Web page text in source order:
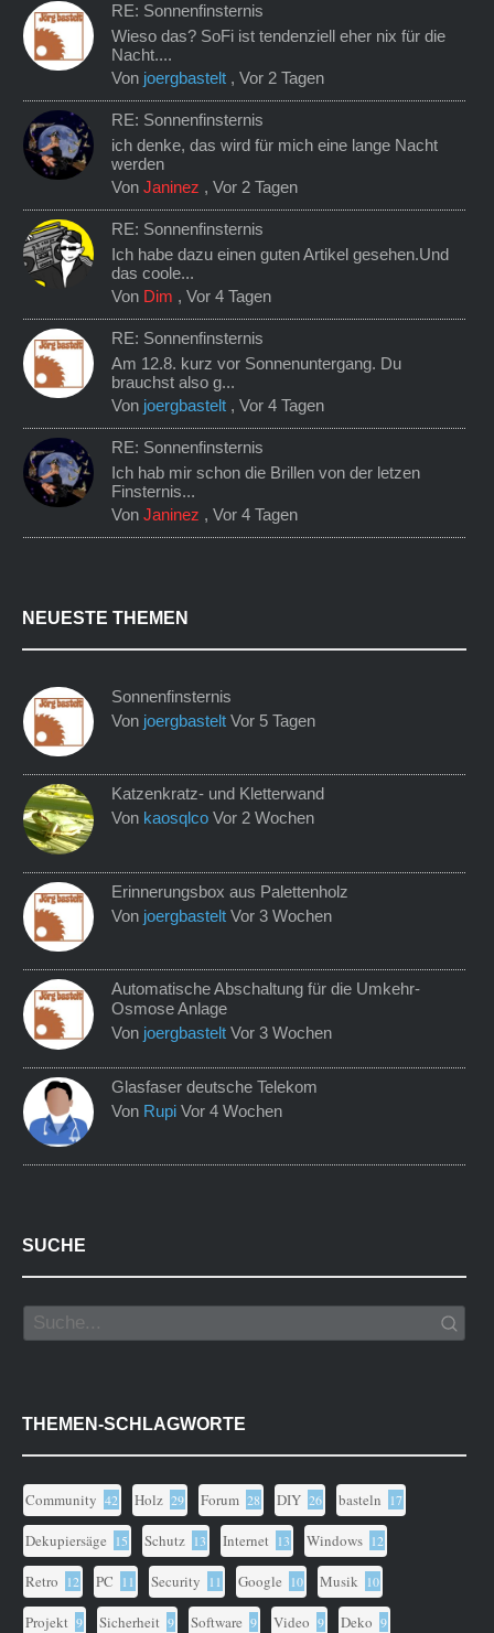
RE: Sonnenfinsternis
Wieso das? SoFi ist tendenziell eher nix für die
Nacht....
Von joergbastelt ,Vor 2 Tagen
RE: Sonnenfinsternis
ich denke, das wird für mich eine lange Nacht
werden
VonJaninez ,Vor 2 Tagen
RE: Sonnenfinsternis
Ich habe dazu einen guten Artikel gesehen.Und
das coole...
Von Dim ,Vor 4 Tagen
RE: Sonnenfinsternis
Am 12.8. kurz vor Sonnenuntergang. Du
brauchst also g...
Von joergbastelt ,Vor 4 Tagen
RE: Sonnenfinsternis
Ich hab mir schon die Brillen von der letzen
Finsternis...
VonJaninez ,Vor 4 Tagen
NEUESTE THEMEN
Sonnenfinsternis
Von joergbastelt Vor 5 Tagen
Katzenkratz- und Kletterwand
Von kaosqlco Vor 2 Wochen
Erinnerungsbox aus Palettenholz
Von joergbastelt Vor 3 Wochen
Automatische Abschaltung für die Umkehr-
Osmose Anlage
Von joergbastelt Vor 3 Wochen
Glasfaser deutsche Telekom
Von Rupi Vor 4 Wochen
SUCHE
THEMEN-SCHLAGWORTE
Community 42 Holz 29 Forum 28 DIY 26 basteln 17
Dekupiersäge 15 Schutz 13 Internet 13 Windows 12
Retro 12 PC 11 Security 11 Google 10 Musik 10
Projekt 9 Sicherheit 9 Software 9 Video 9 Deko 9